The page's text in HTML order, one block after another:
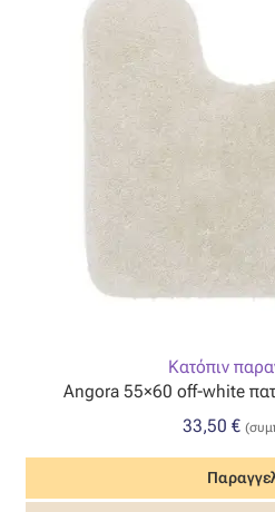
Κατόπιν
Angora 55×60 off-white
33,50 €